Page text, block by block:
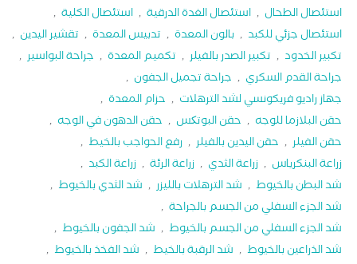
استئصال الطحال , استئصال الغدة الدرقية , استئصال الكلية ,
استئصال جزئي للكبد , بالون المعدة , تدبيس المعدة , تقشير اليدين ,
تكبير الخدود , تكبير الصدر بالفيلر , تكميم المعدة , جراحة البواسير ,
جراحة القدم السكري , جراحة تجميل الجفون ,
جهاز راديو فريكونسي لشد الترهلات , حزام المعدة ,
حقن البلازما للوجه , حقن البوتکس , حقن الدهون في الوجه ,
حقن الفيلر , حقن اليدين بالفيلر , رفع الحواجب بالخيط ,
زراعة البنكرياس , زراعة الثدي , زراعة الرئة , زراعة الكبد ,
شد البطن بالخيوط , شد الترهلات بالليزر , شد الثدي بالخيوط ,
شد الجزء السفلي من الجسم بالجراحة ,
شد الجزء السفلي من الجسم بالخيوط , شد الجفون بالخيوط ,
شد الذراعين بالخيوط , شد الرقبة بالخيط , شد الفخذ بالخيوط ,